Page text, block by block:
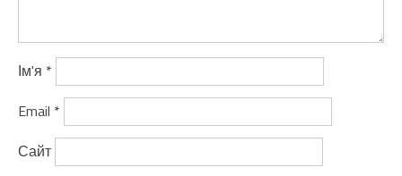
Ім'я *
Email *
Сайт